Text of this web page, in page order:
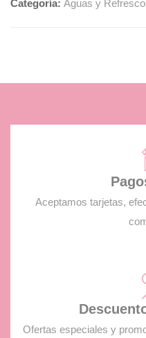
Categoría: Aguas y
Aceptamos tarjetas,
Ofertas especiales y